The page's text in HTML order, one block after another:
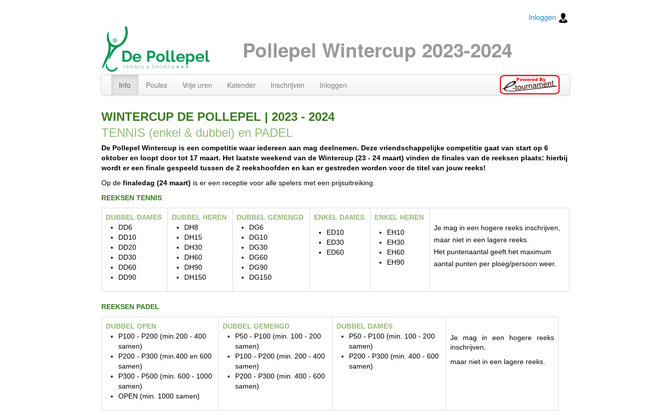
Inloggen
Pollepel Wintercup 2023-2024
Info Poules Vrije uren Kalender Inschrijven Inloggen
WINTERCUP DE POLLEPEL | 2023 - 2024
TENNIS (enkel & dubbel) en PADEL
De Pollepel Wintercup is een competitie waar iedereen aan mag deelnemen. Deze vriendschappelijke competitie gaat van start op 6
oktober en loopt door tot 17 maart. Het laatste weekend van de Wintercup (23 - 24 maart) vinden de finales van de reeksen plaats: hierbij
wordt er een finale gespeeld tussen de 2 reekshoofden en kan er gestreden worden voor de titel van jouw reeks!
Op de finaledag (24 maart) is er een receptie voor alle spelers met een prijsuitreiking.
REEKSEN TENNIS
DUBBEL DAMES
DD6
DD10
DD20
DD30
DD60
DD90
DUBBEL HEREN
DH8
DH15
DH30
DH60
DH90
DH150
DUBBEL GEMENGD
DG6
DG10
DG30
DG60
DG90
DG150
ENKEL DAMES
ED10
ED30
ED60
ENKEL HEREN
EH10
EH30
EH60
EH90
Je mag in een hogere reeks inschrijven,
maar niet in een lagere reeks.
Het puntenaantal geeft het maximum
aantal punten per ploeg/persoon weer.
REEKSEN PADEL
DUBBEL OPEN
P100 - P200 (min.200 - 400
samen)
P200 - P300 (min.400 en 600
samen)
P300 - P500 (min. 600 - 1000
samen)
OPEN (min. 1000 samen)
DUBBEL GEMENGD
P50 - P100 (min. 100 - 200
samen)
P100 - P200 (min. 200 - 400
samen)
P200 - P300 (min. 400 - 600
samen)
DUBBEL DAMES
P50 - P100 (min. 100 - 200
samen)
P200 - P300 (min. 400 - 600
samen)
Je mag in een hogere reeks
inschrijven,
maar niet in een lagere reeks.